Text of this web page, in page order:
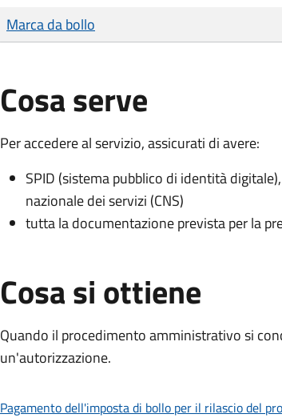
Tipo di pagamento
Importo
Marca da bollo
Cosa serve
Per accedere al servizio, assicurati di avere:
SPID (sistema pubblico di identità
nazionale dei servizi (CNS)
tutta la documentazione prevista per la
Cosa si ottiene
Quando il procedimento amministrativo si
un'autorizzazione.
Pagamento dell'imposta di bollo per il rilascio del